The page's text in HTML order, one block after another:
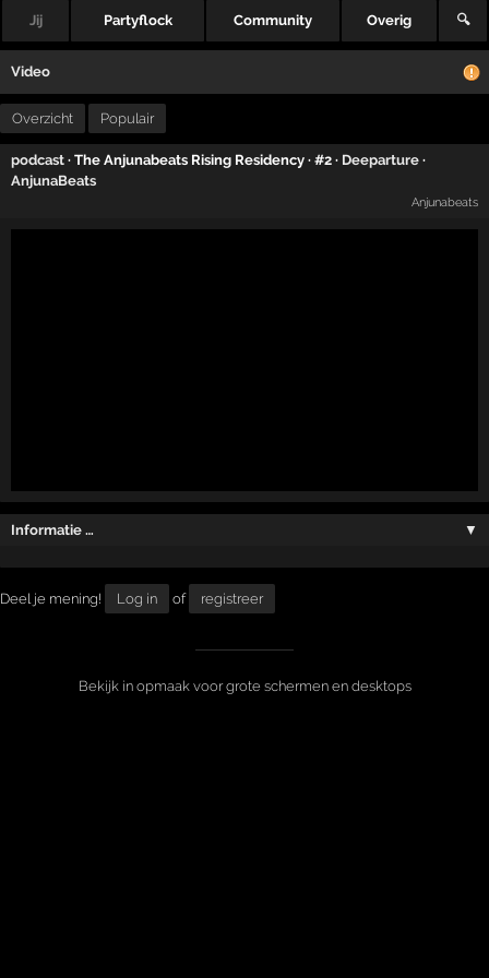
Jij Partyflock Community Overig 🔍
Video
Overzicht Populair
podcast · The Anjunabeats Rising Residency · #2 · Deeparture ·
AnjunaBeats
Anjunabeats
Informatie … ▼
Deel je mening! Log in of registreer
Bekijk in opmaak voor grote schermen en desktops